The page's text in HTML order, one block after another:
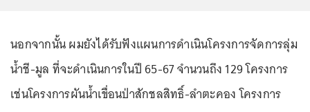
นอกจากนั้น ผมยังได้รับฟังแผนการดำเนินโครงการจัดการลุ่ม
น้ำชี-มูล ที่จะดำเนินการในปี 65-67 จำนวนถึง 129 โครงการ
เช่นโครงการผันน้ำเขื่อนป่าสักชลสิทธิ์-ลำตะคอง โครงการ